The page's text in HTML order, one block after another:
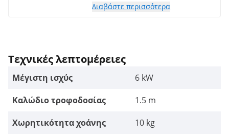
Διαβάστε περισσότερα
Τεχνικές λεπτομέρειες
Μέγιστη ισχύς
6 kW
Καλώδιο τροφοδοσίας
1.5 m
Χωρητικότητα χοάνης
10 kg